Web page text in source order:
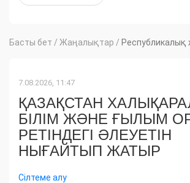
Басты бет / Жаңалықтар /
7.08.2026, 11:47
ҚАЗАҚСТАН
БІЛІМ ЖӘНЕ ҒЫЛЫМ
РЕТІНДЕГІ ӘЛЕУЕТІН
НЫҒАЙТЫП ЖАТЫР
Сілтеме алу